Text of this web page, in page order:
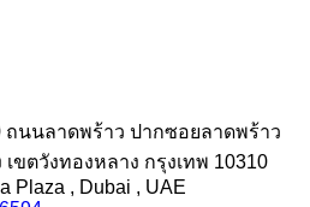
ถนนลาดพร้าว ปากซอยลาดพร้าว
ขตวังทองหลาง กรุงเทพ 10310
Plaza , Dubai , UAE